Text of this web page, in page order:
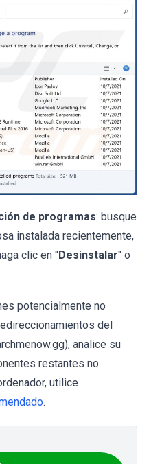
de programas: busque
instalada recientemente,
clic en "Desinstalar" o
potencialmente no
del
analice su
restantes no
utilice
.